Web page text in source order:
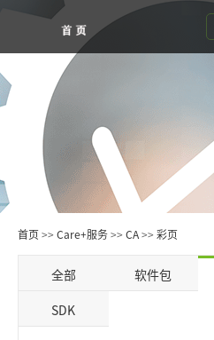
首页>> Care+服务>> CA>> 彩页
全部 软件包
SDK